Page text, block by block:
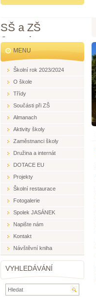
SŠ a ZŠ
Jesenice
MENU
Školní rok 2023/2024
O škole
Třídy
Součásti při ZŠ
Almanach
Aktivity školy
Zaměstnanci školy
Družina a internát
DOTACE EU
Projekty
Školní restaurace
Fotogalerie
Spolek JASÁNEK
Napište nám
Kontakt
Návštěvní kniha
VYHLEDÁVÁNÍ